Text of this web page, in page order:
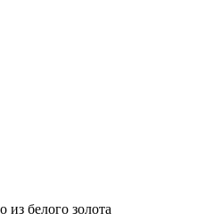
из белого золота